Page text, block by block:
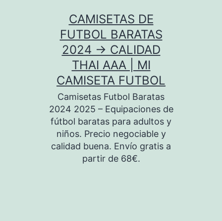
CAMISETAS DE
FUTBOL BARATAS
2024 → CALIDAD
THAI AAA | MI
CAMISETA FUTBOL
Camisetas Futbol Baratas
2024 2025 – Equipaciones de
fútbol baratas para adultos y
niños. Precio negociable y
calidad buena. Envío gratis a
partir de 68€.